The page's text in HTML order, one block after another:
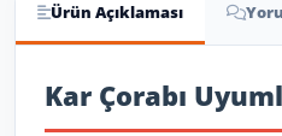
Ürün Açıklaması
Ürün Açıklaması
Kar Çorabı